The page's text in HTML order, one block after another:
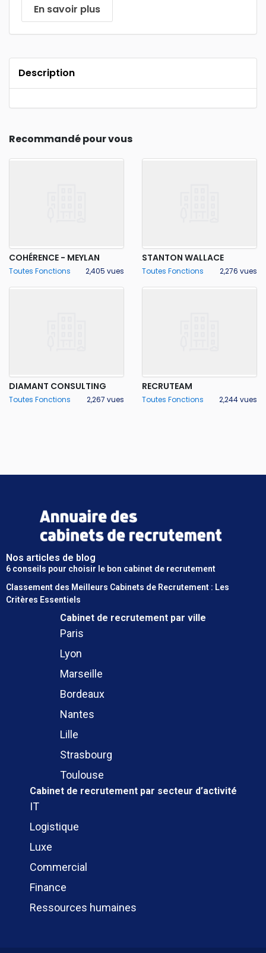
En savoir plus
Description
Recommandé pour vous
COHÉRENCE - MEYLAN
Toutes Fonctions 2,405 vues
STANTON WALLACE
Toutes Fonctions 2,276 vues
DIAMANT CONSULTING
Toutes Fonctions 2,267 vues
RECRUTEAM
Toutes Fonctions 2,244 vues
Nos articles de blog
6 conseils pour choisir le bon cabinet de recrutement
Classement des Meilleurs Cabinets de Recrutement : Les
Critères Essentiels
Cabinet de recrutement par ville
Paris
Lyon
Marseille
Bordeaux
Nantes
Lille
Strasbourg
Toulouse
Cabinet de recrutement par secteur d’activité
IT
Logistique
Luxe
Commercial
Finance
Ressources humaines